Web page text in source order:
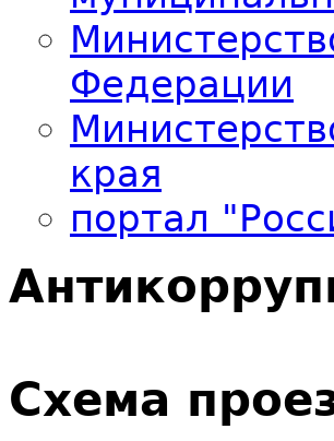
Федерации
края
портал
Схема